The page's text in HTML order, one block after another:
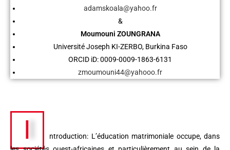
adamskoala@yahoo.fr
&
Moumouni ZOUNGRANA
Université Joseph KI-ZERBO, Burkina Faso
ORCID iD: 0009-0009-1863-6131
zmoumouni44@yahooo.fr
I
ntroduction: L’éducation matrimoniale occupe, dans